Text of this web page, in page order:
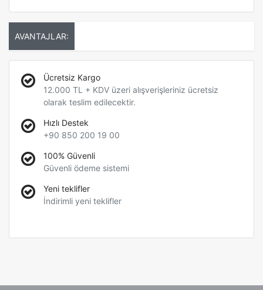
AVANTAJLAR:
Ücretsiz Kargo
12.000 TL + KDV üzeri alışverişleriniz ücretsiz
olarak teslim edilecektir.
Hızlı Destek
+90 850 200 19 00
100% Güvenli
Güvenli ödeme sistemi
Yeni teklifler
İndirimli yeni teklifler